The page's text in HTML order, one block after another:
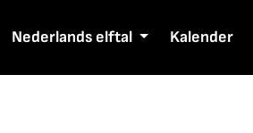
Nederlands elftal Kalender